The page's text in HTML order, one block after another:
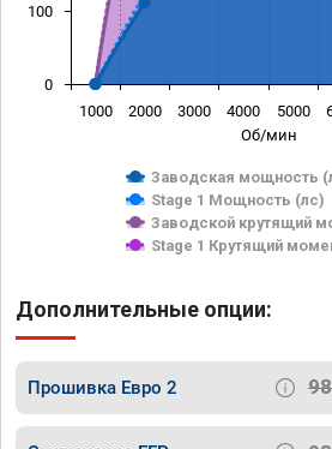
Об/мин
Заводская мощность
Stage 1 Мощность (лс)
Заводской крутящий
Stage 1 Крутящий
1000 2000 3000 4000 5000
0
100
Дополнительные опции:
Прошивка Евро 2